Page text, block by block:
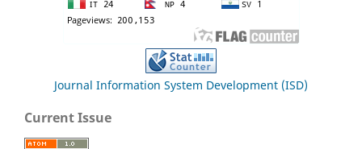
Journal Information System Development (ISD)
Current Issue